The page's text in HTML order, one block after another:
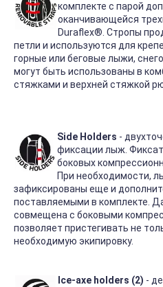
комплекте с парой
оканчивающейся
Duraflex®. Стропы
петли и используются для
горные или беговые лыжи,
могут быть использованы в
стяжками и верхней стяжкой
Side Holders -
фиксации лыж.
боковых
При необходимости,
зафиксированы еще и
поставляемыми в комплекте.
совмещена с боковыми
позволяет пристегивать не
необходимую экипировку.
Ice-axe holders (2) -